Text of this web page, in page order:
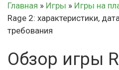
Главная » Игры » Игры на
Rage 2: характеристики,
требования
Обзор игры